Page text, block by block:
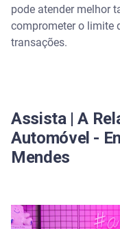
pode atender melhor
comprometer o limite
transações.
Assista | A
Automóvel -
Mendes